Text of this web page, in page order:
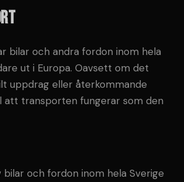
bilar och andra fordon inom hela
ut i Europa. Oavsett om det
uppdrag eller återkommande
att transporten fungerar som den
bilar och fordon inom hela Sverige